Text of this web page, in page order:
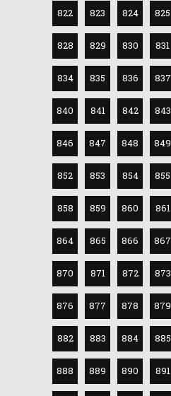
822 823 824 825
828 829 830 831
834 835 836 837
840 841 842 843
846 847 848 849
852 853 854 855
858 859 860 861
864 865 866 867
870 871 872 873
876 877 878 879
882 883 884 885
888 889 890 891